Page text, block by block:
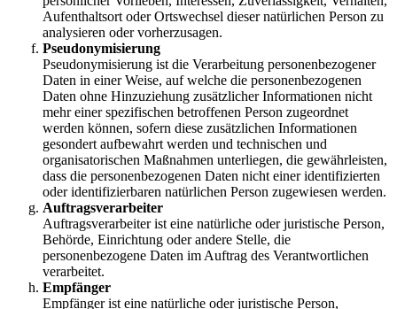
Aufenthaltsort oder Ortswechsel dieser natürlichen Person zu
analysieren oder vorherzusagen.
Pseudonymisierung
Pseudonymisierung ist die Verarbeitung personenbezogener
Daten in einer Weise, auf welche die personenbezogenen
Daten ohne Hinzuziehung zusätzlicher Informationen nicht
mehr einer spezifischen betroffenen Person zugeordnet
werden können, sofern diese zusätzlichen Informationen
gesondert aufbewahrt werden und technischen und
organisatorischen Maßnahmen unterliegen, die gewährleisten,
dass die personenbezogenen Daten nicht einer identifizierten
oder identifizierbaren natürlichen Person zugewiesen werden.
Auftragsverarbeiter
Auftragsverarbeiter ist eine natürliche oder juristische Person,
Behörde, Einrichtung oder andere Stelle, die
personenbezogene Daten im Auftrag des Verantwortlichen
verarbeitet.
Empfänger
Empfänger ist eine natürliche oder juristische Person,